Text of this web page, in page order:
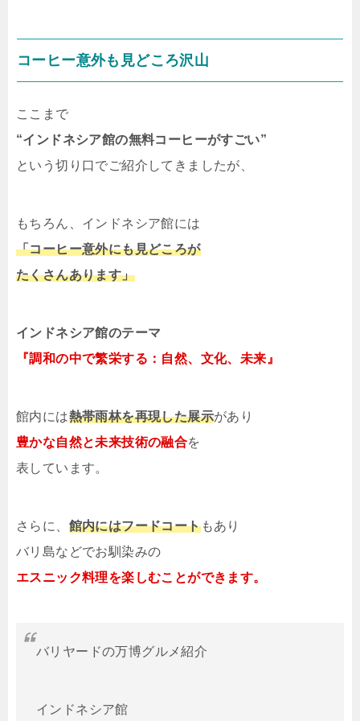
コーヒー意外も見どころ沢山
ここまで
“インドネシア館の無料コーヒーがすごい”
という切り口でご紹介してきましたが、
もちろん、インドネシア館には
「コーヒー意外にも見どころが
たくさんあります」
インドネシア館のテーマ
『調和の中で繁栄する：自然、文化、未来』
館内には熱帯雨林を再現した展示があり
豊かな自然と未来技術の融合を
表しています。
さらに、 館内にはフードコートもあり
バリ島などでお馴染みの
エスニック料理を楽しむことができます。
バリヤードの万博グルメ紹介
インドネシア館